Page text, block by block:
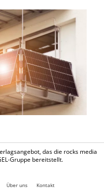
das die rocks media
Gruppe bereitstellt.
Über uns Kontakt